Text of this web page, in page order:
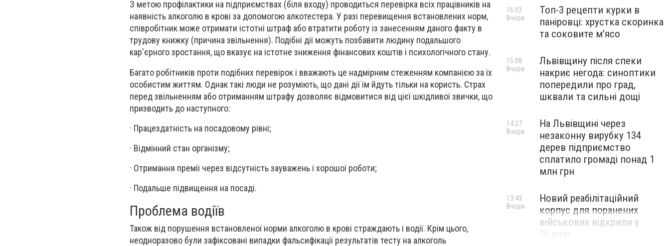
З метою профілактики на підприємствах (біля входу) проводиться перевірка всіх працівників на
наявність алкоголю в крові за допомогою алкотестера. У разі перевищення встановлених норм,
співробітник може отримати істотні штраф або втратити роботу із занесенням даного факту в
трудову книжку (причина звільнення). Подібні дії можуть позбавити людину подальшого
кар'єрного зростання, що вказує на істотне зниження фінансових коштів і психологічного стану.
Багато робітників проти подібних перевірок і вважають це надмірним стеженням компанією за їх
особистим життям. Однак такі люди не розуміють, що дані дії їм йдуть тільки на користь. Страх
перед звільненням або отриманням штрафу дозволяє відмовитися від цієї шкідливої ​​звички, що
призводить до наступного:
· Працездатність на посадовому рівні;
· Відмінний стан організму;
· Отримання премії через відсутність зауважень і хорошої роботи;
· Подальше підвищення на посаді.
Проблема водіїв
Також від порушення встановленої норми алкоголю в крові страждають і водії. Крім цього,
неодноразово були зафіксовані випадки фальсифікації результатів тесту на алкоголь
Топ-3 рецепти курки в
паніровці: хрустка скоринка
та соковите м'ясо
16:03
Вчора
Львівщину після спеки
накриє негода: синоптики
попередили про град,
шквали та сильні дощі
15:08
Вчора
На Львівщині через
незаконну вирубку 134
дерев підприємство
сплатило громаді понад 1
млн грн
14:27
Вчора
Новий реабілітаційний
корпус для поранених
військових відкрили у
Львові
13:43
Вчора